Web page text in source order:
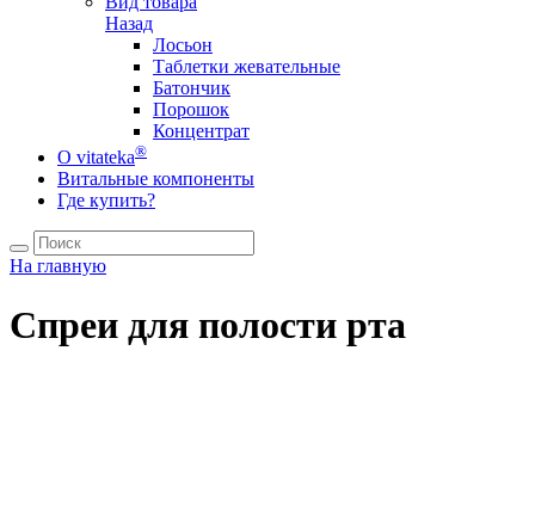
Назад
Лосьон
Таблетки жевательные
Батончик
Порошок
Концентрат
О vitateka®
Витальные компоненты
Где купить?
На главную
Спреи для полости рта